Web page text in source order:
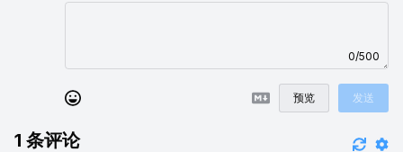
0/500
预览 发送
1 条评论